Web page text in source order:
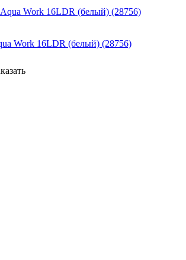
Work 16LDR (белый) (28756)